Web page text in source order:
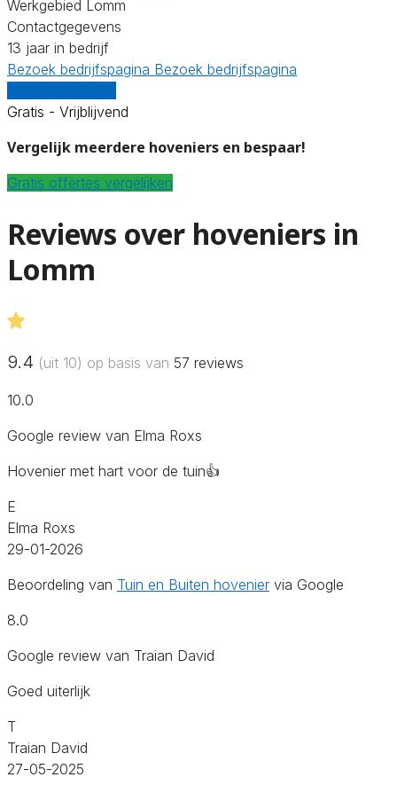
Werkgebied Lomm
Contactgegevens
13 jaar in bedrijf
Bezoek bedrijfspagina Bezoek bedrijfspagina
Gratis - Vrijblijvend
Vergelijk meerdere hoveniers en bespaar!
Gratis offertes vergelijken
Reviews over hoveniers in
Lomm
9.4 (uit 10) op basis van 57 reviews
10.0
Google review van Elma Roxs
Hovenier met hart voor de tuin👍
E
Elma Roxs
29-01-2026
Beoordeling van Tuin en Buiten hovenier via Google
8.0
Google review van Traian David
Goed uiterlijk
T
Traian David
27-05-2025